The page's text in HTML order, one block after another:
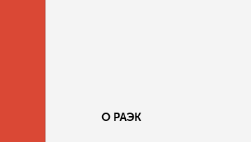
О РАЭК